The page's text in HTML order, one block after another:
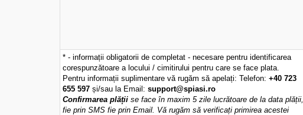
* - informații obligatorii de completat - necesare pentru identificarea
corespunzătoare a locului / cimitirului pentru care se face plata.
Pentru informații suplimentare vă rugăm să apelați: Telefon: +40 723
655 597 și/sau la Email: support@spiasi.ro
Confirmarea plății se face în maxim 5 zile lucrătoare de la data plății,
fie prin SMS fie prin Email. Vă rugăm să verificați primirea acestei